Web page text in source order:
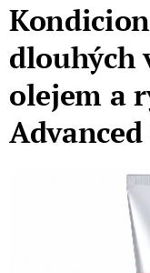
dlouhých
olejem a
Advanced